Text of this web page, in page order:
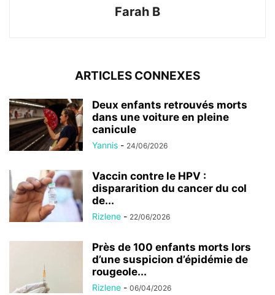
Farah B
ARTICLES CONNEXES
Deux enfants retrouvés morts
dans une voiture en pleine
canicule
Yannis - 24/06/2026
Vaccin contre le HPV :
dispararition du cancer du col
de...
Rizlene - 22/06/2026
Près de 100 enfants morts lors
d’une suspicion d’épidémie de
rougeole...
Rizlene - 06/04/2026